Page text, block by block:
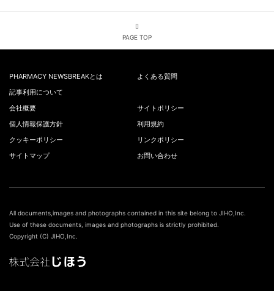
PAGE TOP
PHARMACY NEWSBREAKとは
よくある質問
記事利用について
会社概要
サイトポリシー
個人情報保護方針
利用規約
クッキーポリシー
リンクポリシー
サイトマップ
お問い合わせ
All documents,images and photographs contained in this site belong to JIHO,Inc.
Use of these documents, images and photographs is strictly prohibited.
Copyright (C) JIHO,Inc.